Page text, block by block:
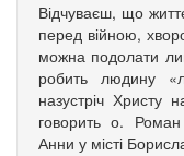
Відчуваєш, що
перед війною,
можна подолати
робить людину
назустріч Христу
говорить о.
Анни у місті